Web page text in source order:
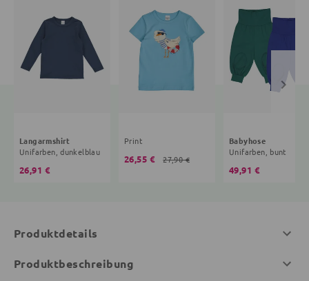
Langarmshirt
Unifarben, dunkelblau
26,91 €
Print
26,55 € 27,90 €
Babyhose
Unifarben, bunt
49,91 €
Produktdetails
Produktbeschreibung